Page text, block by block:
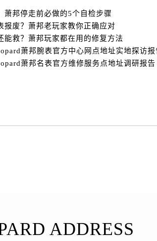
萧邦售后服务中心（需提前预约）
萧邦售后服务中心（需提前预约）
室萧邦售后服务中心（需提前预约）
萧邦售后服务中心（需提前预约）
心（需提前预约）
心（需提前预约）
修萧邦售后服务中心（需提前预约）
提前预约）
需提前预约）
中心（需提前预约）
约）
萧邦停走前必做的5个自检步骤
报废？萧邦老玩家教你正确应对
能救？萧邦玩家都在用的修复方法
萧邦腕表官方中心网点地址实地探访报
萧邦名表官方维修服务点地址调研报告
ADDRESS